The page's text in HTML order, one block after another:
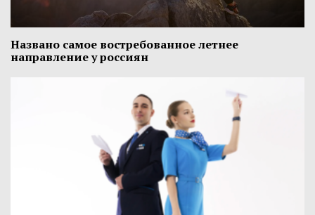
Названо самое востребованное летнее
направление у россиян